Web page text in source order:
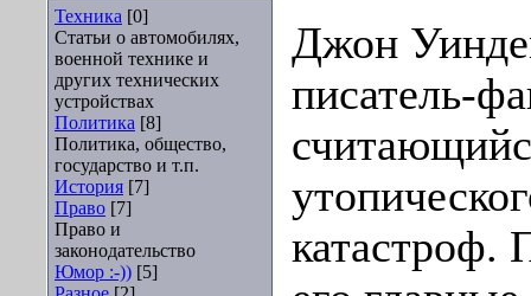
Техника [0]
Статьи о автомобилях,
военной технике и
других технических
устройствах
Политика [8]
Политика, общество,
государство и т.п.
История [7]
Право [7]
Право и
законодательство
Юмор :-)) [5]
Джон
писатель-
катастроф.